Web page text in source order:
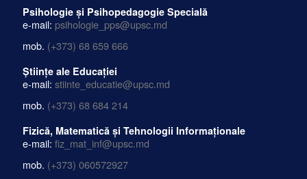
Psihologie și Psihopedagogie Specială
e-mail: psihologie_pps@upsc.md
mob. (+373) 68 659 666
Științe ale Educației
e-mail: stiinte_educatie@upsc.md
mob. (+373) 68 684 214
Fizică, Matematică și Tehnologii Informaționale
e-mail: fiz_mat_inf@upsc.md
mob. (+373) 060572927